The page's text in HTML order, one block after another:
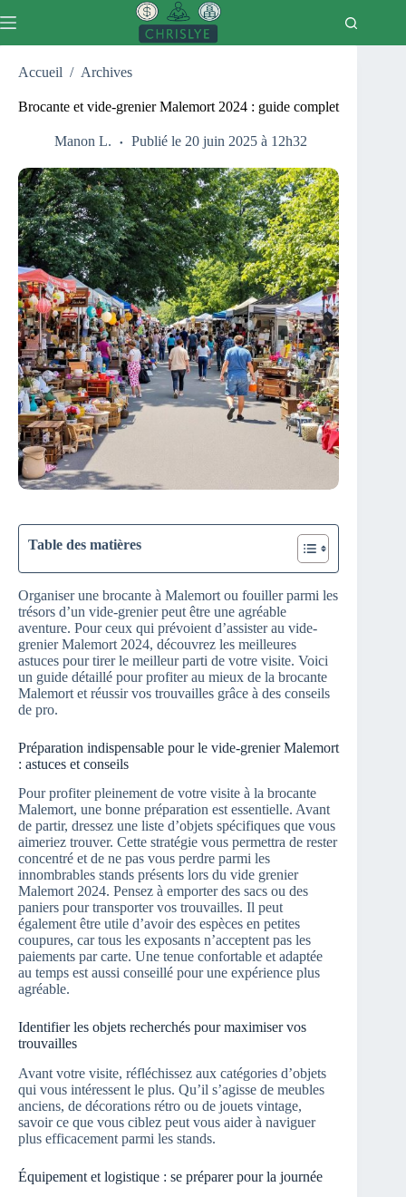
au
Accueil / Archives
Brocante et vide-grenier Malemort 2024 : guide complet
Manon L. Publié le 20 juin 2025 à 12h32
Table des matières
Organiser une brocante à Malemort ou fouiller parmi les
trésors d’un vide-grenier peut être une agréable
aventure. Pour ceux qui prévoient d’assister au vide-
grenier Malemort 2024, découvrez les meilleures
astuces pour tirer le meilleur parti de votre visite. Voici
un guide détaillé pour profiter au mieux de la brocante
Malemort et réussir vos trouvailles grâce à des conseils
de pro.
Préparation indispensable pour le vide-grenier Malemort
: astuces et conseils
Pour profiter pleinement de votre visite à la brocante
Malemort, une bonne préparation est essentielle. Avant
de partir, dressez une liste d’objets spécifiques que vous
aimeriez trouver. Cette stratégie vous permettra de rester
concentré et de ne pas vous perdre parmi les
innombrables stands présents lors du vide grenier
Malemort 2024. Pensez à emporter des sacs ou des
paniers pour transporter vos trouvailles. Il peut
également être utile d’avoir des espèces en petites
coupures, car tous les exposants n’acceptent pas les
paiements par carte. Une tenue confortable et adaptée
au temps est aussi conseillé pour une expérience plus
agréable.
Identifier les objets recherchés pour maximiser vos
trouvailles
Avant votre visite, réfléchissez aux catégories d’objets
qui vous intéressent le plus. Qu’il s’agisse de meubles
anciens, de décorations rétro ou de jouets vintage,
savoir ce que vous ciblez peut vous aider à naviguer
plus efficacement parmi les stands.
Équipement et logistique : se préparer pour la journée